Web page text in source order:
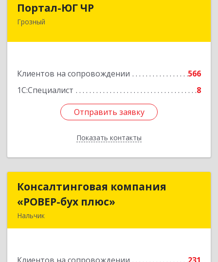
Портал-ЮГ ЧР
Грозный
Клиентов на сопровождении
566
1С:Специалист
8
Отправить заявку
Показать контакты
364906, Чеченская Респ, Грозный г, Путина пр-
Отправить заявку
Назад
Консалтинговая компания
«РОВЕР-бух плюс»
Нальчик
Консалтинговая компания
«РОВЕР-бух плюс»